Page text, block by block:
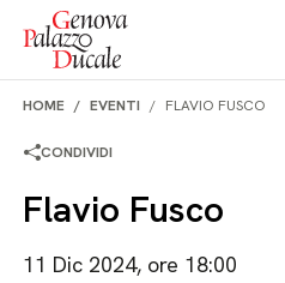
Salta al contenuto
HOME EVENTI FLAVIO FUSCO
CONDIVIDI
Flavio Fusco
11 Dic 2024, ore 18:00